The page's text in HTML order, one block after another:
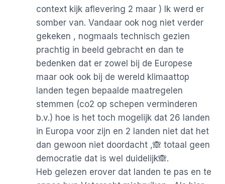
context kijk aflevering 2 maar ) Ik werd er
somber van. Vandaar ook nog niet verder
gekeken , nogmaals technisch gezien
prachtig in beeld gebracht en dan te
bedenken dat er zowel bij de Europese
maar ook ook bij de wereld klimaattop
landen tegen bepaalde maatregelen
stemmen (co2 op schepen verminderen
b.v.) hoe is het toch mogelijk dat 26 landen
in Europa voor zijn en 2 landen niet dat het
dan gewoon niet doordacht ,🙈 totaal geen
democratie dat is wel duidelijk🙈.
Heb gelezen erover dat landen te pas en te